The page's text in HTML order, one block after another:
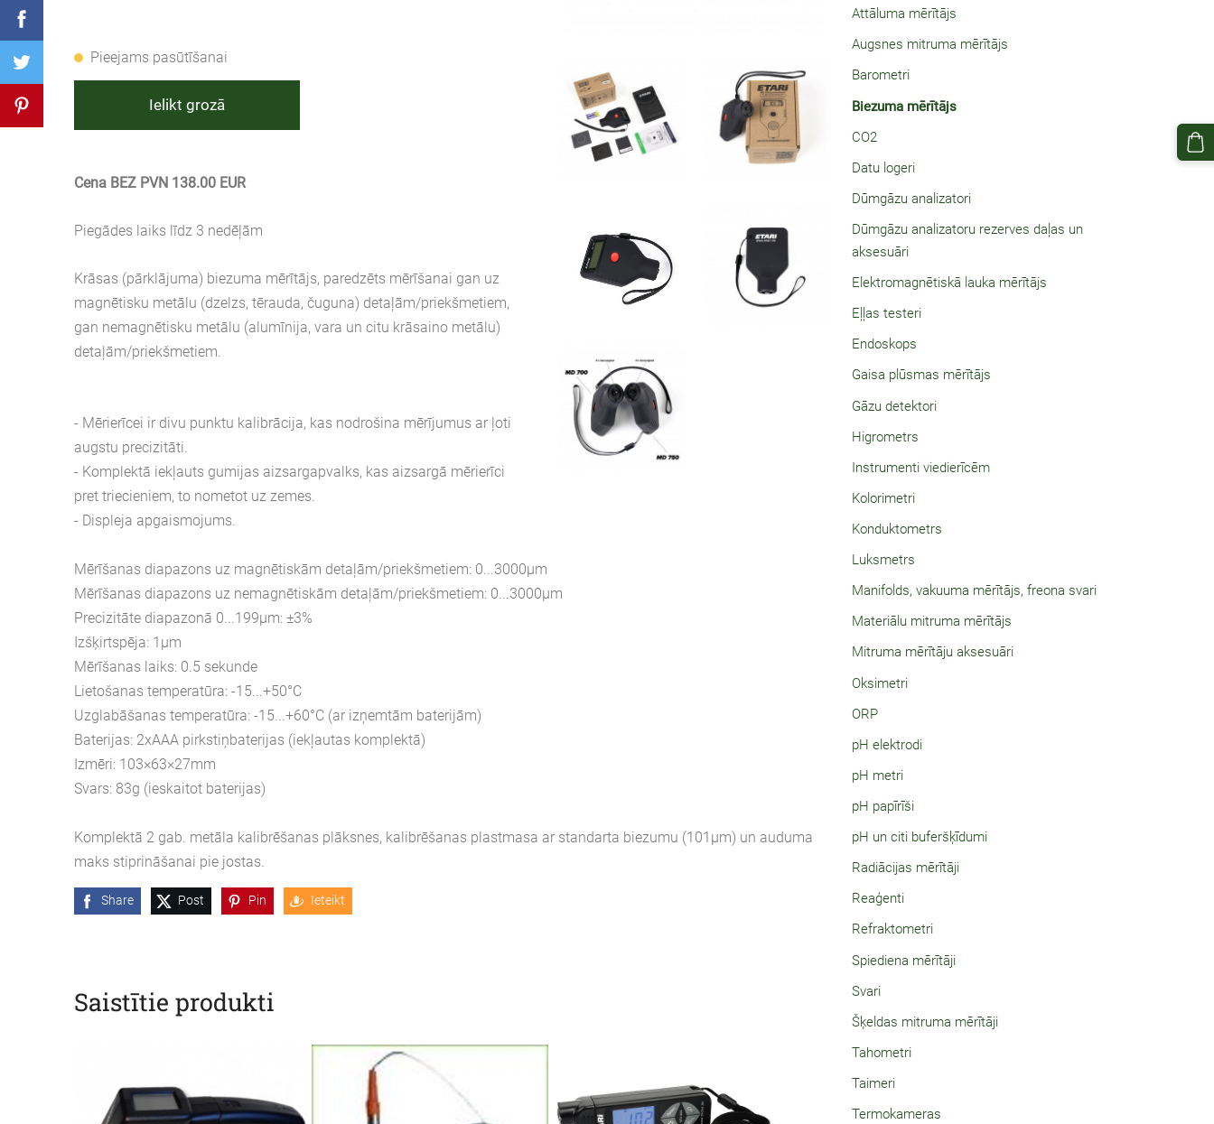
Attāluma mērītājs
Augsnes mitruma mērītājs
Barometri
Biezuma mērītājs
CO2
Datu logeri
Dūmgāzu analizatori
Dūmgāzu analizatoru rezerves daļas un
aksesuāri
Elektromagnētiskā lauka mērītājs
Eļļas testeri
Endoskops
Gaisa plūsmas mērītājs
Gāzu detektori
Higrometrs
Instrumenti viedierīcēm
Kolorimetri
Konduktometrs
Luksmetrs
Manifolds, vakuuma mērītājs, freona svari
Materiālu mitruma mērītājs
Mitruma mērītāju aksesuāri
Oksimetri
ORP
pH elektrodi
pH metri
pH papīrīši
pH un citi buferšķīdumi
Radiācijas mērītāji
Reaģenti
Refraktometri
Spiediena mērītāji
Svari
Šķeldas mitruma mērītāji
Tahometri
Taimeri
Termokameras
Pieejams pasūtīšanai
Ielikt grozā
Cena BEZ PVN 138.00 EUR
Piegādes laiks līdz 3 nedēļām
Krāsas (pārklājuma) biezuma mērītājs, paredzēts mērīšanai gan uz
magnētisku metālu (dzelzs, tērauda, čuguna) detaļām/priekšmetiem,
gan nemagnētisku metālu (alumīnija, vara un citu krāsaino metālu)
detaļām/priekšmetiem.
- Mērierīcei ir divu punktu kalibrācija, kas nodrošina mērījumus ar ļoti
augstu precizitāti.
- Komplektā iekļauts gumijas aizsargapvalks, kas aizsargā mērierīci
pret triecieniem, to nometot uz zemes.
- Displeja apgaismojums.
Mērīšanas diapazons uz magnētiskām detaļām/priekšmetiem: 0...3000μm
Mērīšanas diapazons uz nemagnētiskām detaļām/priekšmetiem: 0...3000μm
Precizitāte diapazonā 0...199μm: ±3%
Izšķirtspēja: 1μm
Mērīšanas laiks: 0.5 sekunde
Lietošanas temperatūra: -15...+50°C
Uzglabāšanas temperatūra: -15...+60°C (ar izņemtām baterijām)
Baterijas: 2xAAA pirkstiņbaterijas (iekļautas komplektā)
Izmēri: 103×63×27mm
Svars: 83g (ieskaitot baterijas)
Komplektā 2 gab. metāla kalibrēšanas plāksnes, kalibrēšanas plastmasa ar standarta biezumu (101μm) un auduma
maks stiprināšanai pie jostas.
Share Post Pin Ieteikt
Saistītie produkti